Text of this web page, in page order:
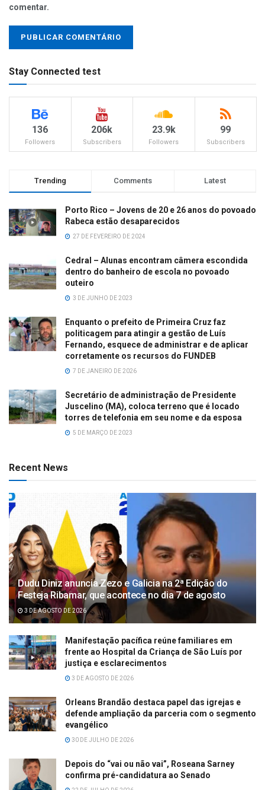
comentar.
Stay Connected test
136
Followers
206k
Subscribers
23.9k
Followers
99
Subscribers
Trending Comments Latest
Porto Rico – Jovens de 20 e 26 anos do povoado
Rabeca estão desaparecidos
27 DE FEVEREIRO DE 2024
Cedral – Alunas encontram câmera escondida
dentro do banheiro de escola no povoado
outeiro
3 DE JUNHO DE 2023
Enquanto o prefeito de Primeira Cruz faz
politicagem para atingir a gestão de Luís
Fernando, esquece de administrar e de aplicar
corretamente os recursos do FUNDEB
7 DE JANEIRO DE 2026
Secretário de administração de Presidente
Juscelino (MA), coloca terreno que é locado
torres de telefonia em seu nome e da esposa
5 DE MARÇO DE 2023
Recent News
Dudu Diniz anuncia Zezo e Galicia na 2ª Edição do
Festeja Ribamar, que acontece no dia 7 de agosto
3 DE AGOSTO DE 2026
Manifestação pacífica reúne familiares em
frente ao Hospital da Criança de São Luís por
justiça e esclarecimentos
3 DE AGOSTO DE 2026
Orleans Brandão destaca papel das igrejas e
defende ampliação da parceria com o segmento
evangélico
30 DE JULHO DE 2026
Depois do “vai ou não vai”, Roseana Sarney
confirma pré-candidatura ao Senado